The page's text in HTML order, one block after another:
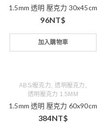
1.5mm 透明 壓克力 30x45cm
96NT$
加入購物車
ABS/壓克力 ,透明壓克力
透明壓克力 1.5MM
1.5mm 透明 壓克力 60x90cm
384NT$